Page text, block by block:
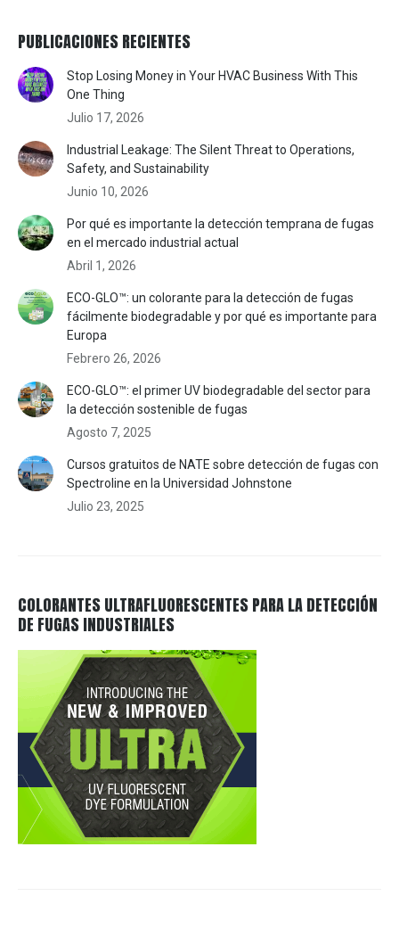
PUBLICACIONES RECIENTES
Stop Losing Money in Your HVAC Business With This
One Thing
Julio 17, 2026
Industrial Leakage: The Silent Threat to Operations,
Safety, and Sustainability
Junio 10, 2026
Por qué es importante la detección temprana de fugas
en el mercado industrial actual
Abril 1, 2026
ECO-GLO™: un colorante para la detección de fugas
fácilmente biodegradable y por qué es importante para
Europa
Febrero 26, 2026
ECO-GLO™: el primer UV biodegradable del sector para
la detección sostenible de fugas
Agosto 7, 2025
Cursos gratuitos de NATE sobre detección de fugas con
Spectroline en la Universidad Johnstone
Julio 23, 2025
COLORANTES ULTRAFLUORESCENTES PARA LA DETECCIÓN
DE FUGAS INDUSTRIALES